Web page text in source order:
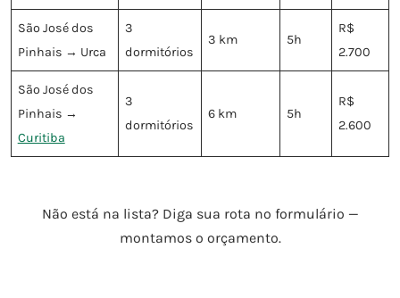
São José dos
Pinhais → Urca
3
dormitórios
3 km 5h
R$
2.700
São José dos
Pinhais →
Curitiba
3
dormitórios
6 km 5h
R$
2.600
Não está na lista? Diga sua rota no formulário —
montamos o orçamento.